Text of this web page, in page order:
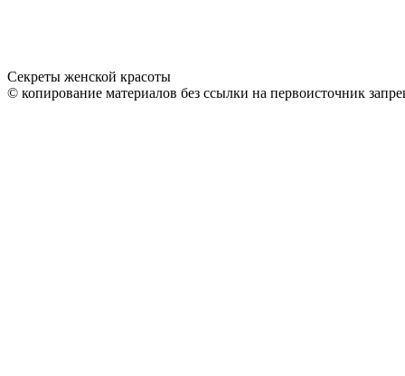
Секреты женской красоты
© копирование материалов без ссылки на первоисточник